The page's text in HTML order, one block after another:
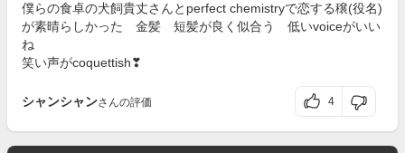
僕らの食卓の犬飼貴丈さんとperfect chemistryで恋する穣(役名)
が素晴らしかった 金髪 短髪が良く似合う 低いvoiceがいい
ね
笑い声がcoquettish❣
シャンシャンさんの評価 4